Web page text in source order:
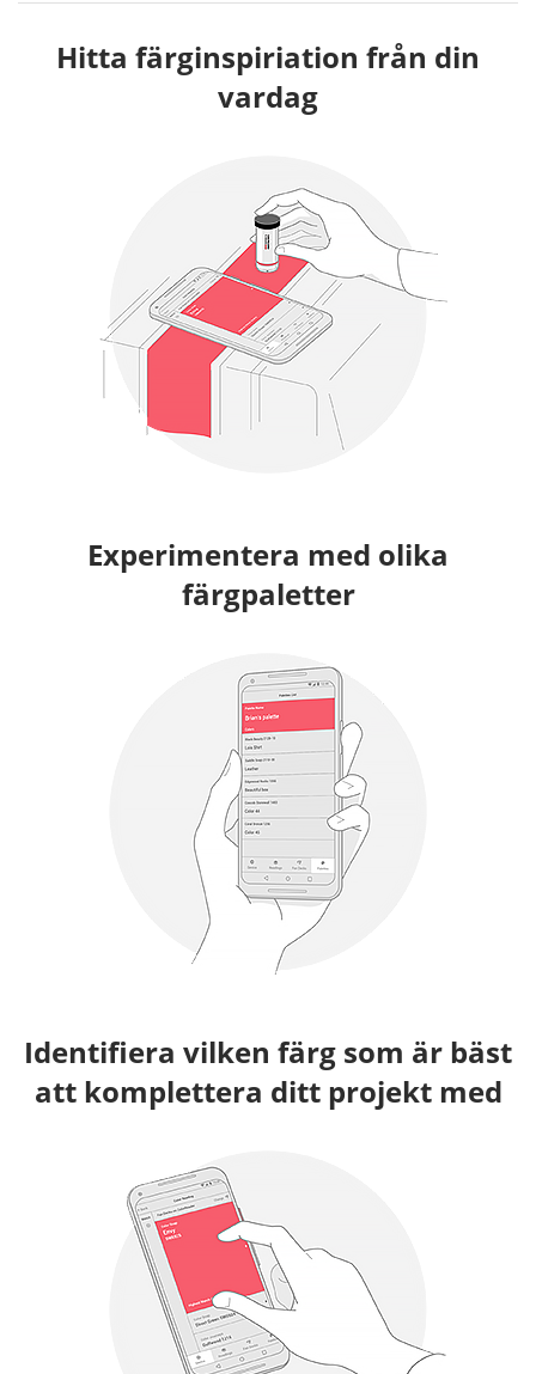
Hitta färginspiriation från din
vardag
Experimentera med olika
färgpaletter
Identifiera vilken färg som är bäst
att komplettera ditt projekt med